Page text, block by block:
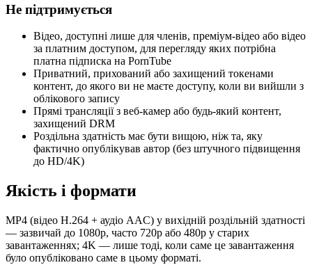
Не підтримується
Відео, доступні лише для членів, преміум-відео або відео
за платним доступом, для перегляду яких потрібна
платна підписка на PornTube
Приватний, прихований або захищений токенами
контент, до якого ви не маєте доступу, коли ви вийшли з
облікового запису
Прямі трансляції з веб-камер або будь-який контент,
захищений DRM
Роздільна здатність має бути вищою, ніж та, яку
фактично опублікував автор (без штучного підвищення
до HD/4K)
Якість і формати
MP4 (відео H.264 + аудіо AAC) у вихідній роздільній здатності
— зазвичай до 1080p, часто 720p або 480p у старих
завантаженнях; 4K — лише тоді, коли саме це завантаження
було опубліковано саме в цьому форматі.